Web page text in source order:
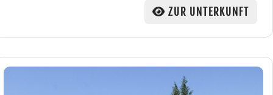
ZUR UNTERKUNFT